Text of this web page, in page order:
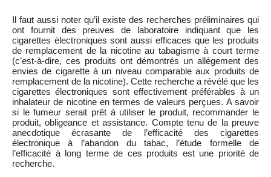
Il faut aussi noter qu’il existe des recherches préliminaires qui
ont fournit des preuves de laboratoire indiquant que les
cigarettes électroniques sont aussi efficaces que les produits
de remplacement de la nicotine au tabagisme à court terme
(c’est-à-dire, ces produits ont démontrés un allégement des
envies de cigarette à un niveau comparable aux produits de
remplacement de la nicotine). Cette recherche a révélé que les
cigarettes électroniques sont effectivement préférables à un
inhalateur de nicotine en termes de valeurs perçues. A savoir
si le fumeur serait prêt à utiliser le produit, recommander le
produit, obligeance et assistance. Compte tenu de la preuve
anecdotique écrasante de l’efficacité des cigarettes
électronique à l’abandon du tabac, l’étude formelle de
l’efficacité à long terme de ces produits est une priorité de
recherche.